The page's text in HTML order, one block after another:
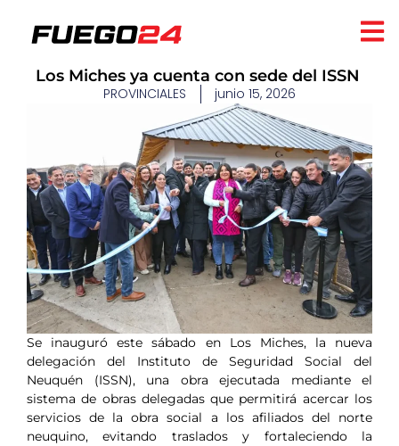
​Los Miches ya cuenta con sede del ISSN ​
PROVINCIALES junio 15, 2026
Se inauguró este sábado en Los Miches, la nueva
delegación del Instituto de Seguridad Social del
Neuquén (ISSN), una obra ejecutada mediante el
sistema de obras delegadas que permitirá acercar los
servicios de la obra social a los afiliados del norte
neuquino, evitando traslados y fortaleciendo la